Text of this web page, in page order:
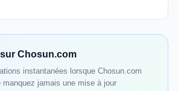
Chosun.com
instantanées lorsque Chosun.com
manquez jamais une mise à jour